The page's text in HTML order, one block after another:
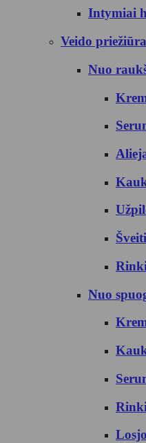
Intymiai
Veido
Nuo
Nuo